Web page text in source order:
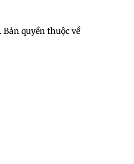
quyền thuộc về